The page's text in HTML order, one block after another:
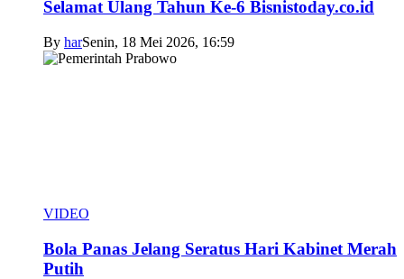
Selamat Ulang Tahun Ke-6 Bisnistoday.co.id
By harSenin, 18 Mei 2026, 16:59
VIDEO
Bola Panas Jelang Seratus Hari Kabinet Merah
Putih